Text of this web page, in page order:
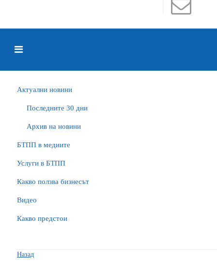
Актуални новини
Последните 30 дни
Архив на новини
БTПП в медиите
Услуги в БТПП
Какво ползва бизнесът
Видео
Какво предстои
Назад